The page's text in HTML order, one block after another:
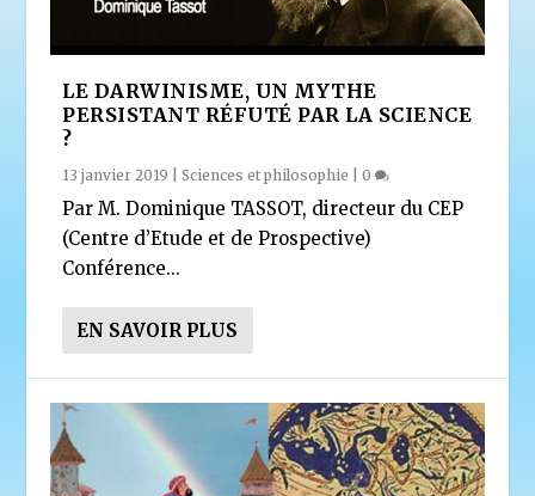
LE DARWINISME, UN MYTHE
PERSISTANT RÉFUTÉ PAR LA SCIENCE
?
13 janvier 2019 |Sciences et philosophie |0
Par M. Dominique TASSOT, directeur du CEP
(Centre d’Etude et de Prospective)
Conférence...
EN SAVOIR PLUS